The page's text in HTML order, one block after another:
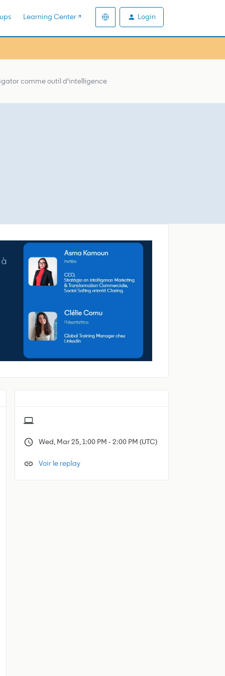
Learning Center ↗️ Login
comme outil d'intelligence
Wed, Mar 25, 1:00 PM - 2:00 PM (UTC)
Voir le replay